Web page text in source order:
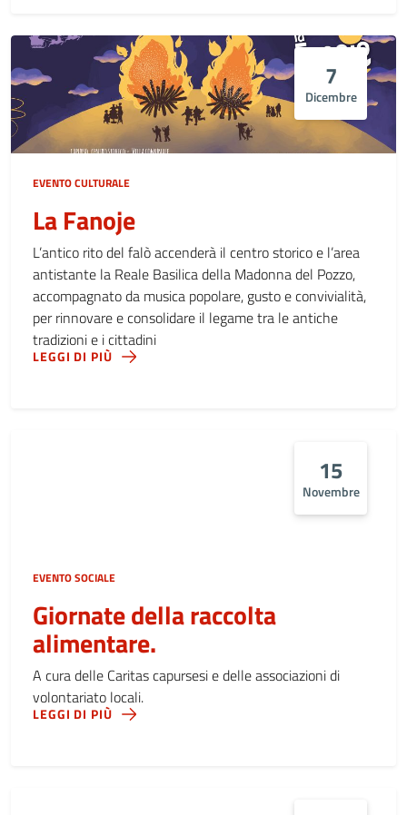
7
Dicembre
EVENTO CULTURALE
La Fanoje
L’antico rito del falò accenderà il centro storico e l’area
antistante la Reale Basilica della Madonna del Pozzo,
accompagnato da musica popolare, gusto e convivialità,
per rinnovare e consolidare il legame tra le antiche
tradizioni e i cittadini
LEGGI DI PIÙ
15
Novembre
EVENTO SOCIALE
Giornate della raccolta
alimentare.
A cura delle Caritas capursesi e delle associazioni di
volontariato locali.
LEGGI DI PIÙ